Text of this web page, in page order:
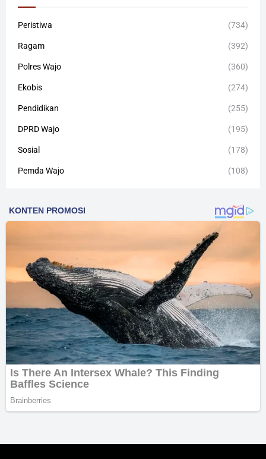
Peristiwa (734)
Ragam (392)
Polres Wajo (360)
Ekobis (274)
Pendidikan (255)
DPRD Wajo (195)
Sosial (178)
Pemda Wajo (108)